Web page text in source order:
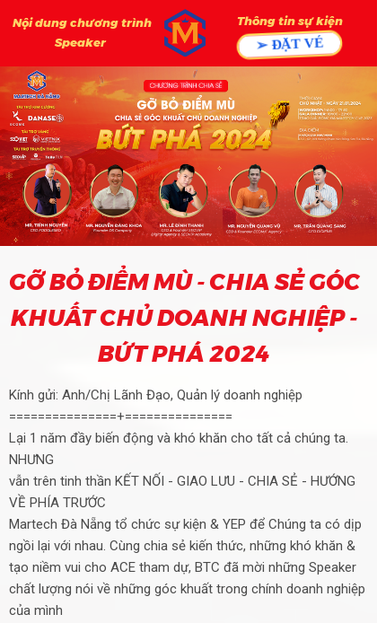
➢ ĐẶT VÉ
NGAY!
Thông tin sự kiện
Nội dung chương trình
Speaker
GỠ BỎ ĐIỂM MÙ - CHIA SẺ GÓC
KHUẤT CHỦ DOANH NGHIỆP -
BỨT PHÁ 2024
Kính gửi: Anh/Chị Lãnh Đạo, Quản lý doanh nghiệp
===============+===============
Lại 1 năm đầy biến động và khó khăn cho tất cả chúng ta.
NHƯNG
vẫn trên tinh thần KẾT NỐI - GIAO LƯU - CHIA SẺ - HƯỚNG
VỀ PHÍA TRƯỚC
Martech Đà Nẵng tổ chức sự kiện & YEP để Chúng ta có dịp
ngồi lại với nhau. Cùng chia sẻ kiến thức, những khó khăn &
tạo niềm vui cho ACE tham dự, BTC đã mời những Speaker
chất lượng nói về những góc khuất trong chính doanh nghiệp
của mình